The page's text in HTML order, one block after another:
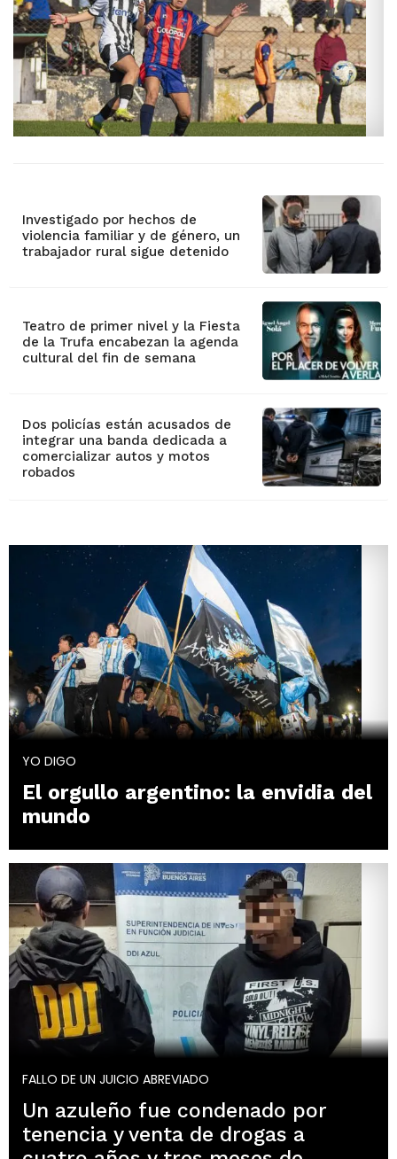
Investigado por hechos de
violencia familiar y de género, un
trabajador rural sigue detenido
Teatro de primer nivel y la Fiesta
de la Trufa encabezan la agenda
cultural del fin de semana
Dos policías están acusados de
integrar una banda dedicada a
comercializar autos y motos
robados
YO DIGO
El orgullo argentino: la envidia del
mundo
FALLO DE UN JUICIO ABREVIADO
Un azuleño fue condenado por
tenencia y venta de drogas a